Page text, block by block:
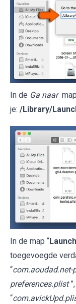
In de Ga naar
je: /Library/
In de map “
toegevoegde
“com.aoudad.net-
preferences.plist
“